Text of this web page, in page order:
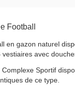
Football
en gazon naturel
avec
Sportif
de ce type.